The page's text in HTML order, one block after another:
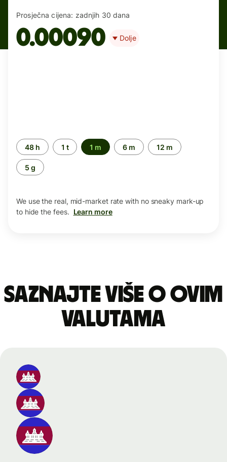
Prosječna cijena: zadnjih 30 dana
0.00090 Dolje
Time
period
48 h 1 t 1 m 6 m 12 m
5 g
We use the real, mid-market rate with no sneaky mark-up
to hide the fees. Learn more
Saznajte više o ovim
valutama